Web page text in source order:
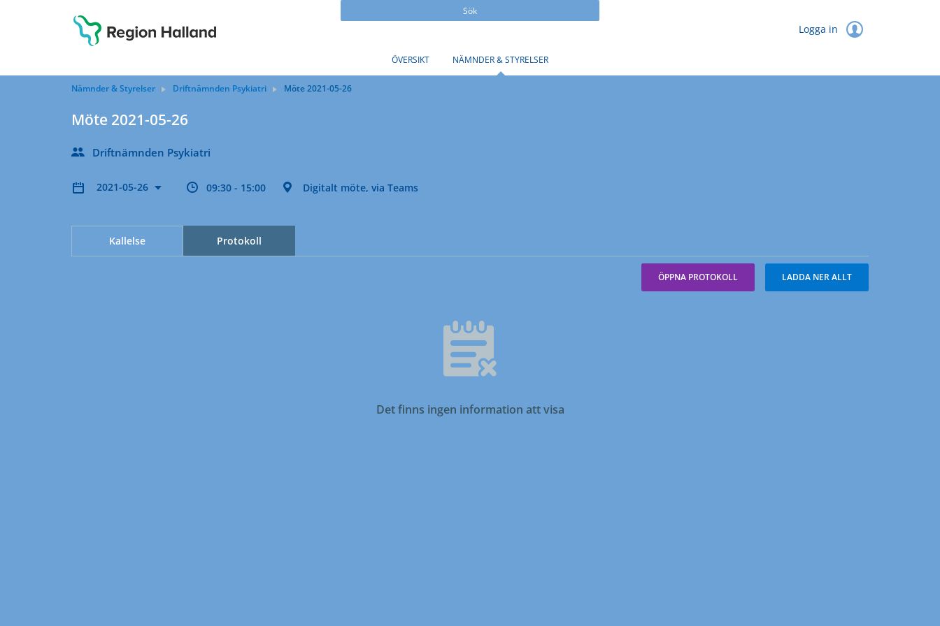
Sök
Logga in
ÖVERSIKT NÄMNDER & STYRELSER
Nämnder & Styrelser Driftnämnden Psykiatri Möte 2021-05-26
Möte 2021-05-26
Driftnämnden Psykiatri
2021-05-26 09:30 - 15:00 Digitalt möte, via Teams
Kallelse Protokoll
ÖPPNA PROTOKOLL LADDA NER ALLT
Det finns ingen information att visa